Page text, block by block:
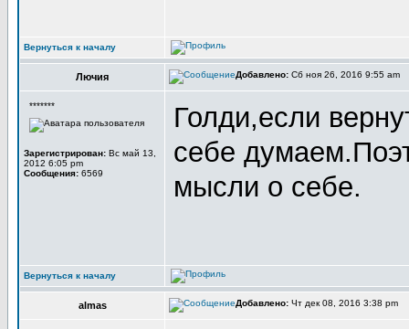
Вернуться к началу
Лючия Добавлено: Сб ноя 26, 2016 9:55 am
*******
Зарегистрирован: Вс май 13,
2012 6:05 pm
Сообщения: 6569
Голди,если
себе
мысли о себе.
Вернуться к началу
almas Добавлено: Чт дек 08, 2016 3:38 pm